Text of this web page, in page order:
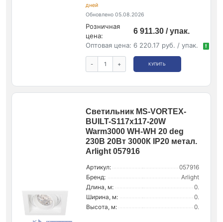
дней
Обновлено 05.08.2026
Розничная
цена:
6 911.30 / упак.
Оптовая цена: 6 220.17 руб. / упак. !
- + КУПИТЬ
Светильник MS-VORTEX-
BUILT-S117x117-20W
Warm3000 WH-WH 20 deg
230В 20Вт 3000К IP20 метал.
Arlight 057916
Артикул:
057916
Бренд:
Arlight
Длина, м:
0.
Ширина, м:
0.
Высота, м:
0.